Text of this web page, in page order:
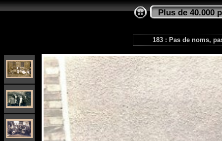
Plus de 40.000
183 : Pas de noms,